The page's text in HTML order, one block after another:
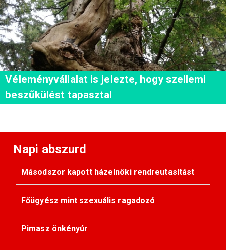
Véleményvállalat is jelezte, hogy szellemi
beszűkülést tapasztal
Napi abszurd
Másodszor kapott házelnöki rendreutasítást
Főügyész mint szexuális ragadozó
Pimasz önkényúr